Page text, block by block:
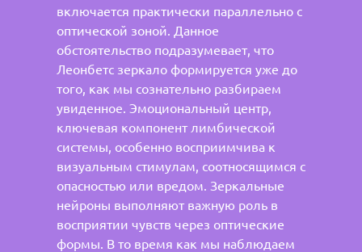
включается практически параллельно с
оптической зоной. Данное
обстоятельство подразумевает, что
Леонбетс зеркало формируется уже до
того, как мы сознательно разбираем
увиденное. Эмоциональный центр,
ключевая компонент лимбической
системы, особенно восприимчива к
визуальным стимулам, соотносящимся с
опасностью или вредом. Зеркальные
нейроны выполняют важную роль в
восприятии чувств через оптические
формы. В то время как мы наблюдаем